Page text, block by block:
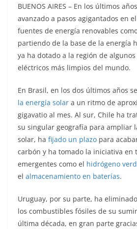
BUENOS AIRES – En los últimos
avanzado a pasos agigantados en
fuentes de energía renovables
partiendo de la base de la energía
ya ha dotado a la región de
eléctricos más limpios del mundo.
En Brasil, en los dos últimos años
la energía solar a un ritmo de
gigavatio al mes. Al sur, Chile ha
su singular geografía para ampliar
solar, ha fijado un plazo para
carbón y ha tomado la iniciativa en
emergentes como el hidrógeno
el almacenamiento en baterías.
Uruguay, por su parte, ha
los combustibles fósiles de su
última década, en gran parte